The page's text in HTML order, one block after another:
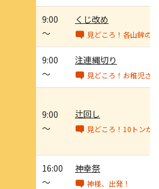
9:00
～
くじ改め
見どころ！各山鉾の
9:00
～
注連縄切り
見どころ！お稚児さ
9:00
～
辻回し
見どころ！10トンが
16:00
～
神幸祭
神様、出発！